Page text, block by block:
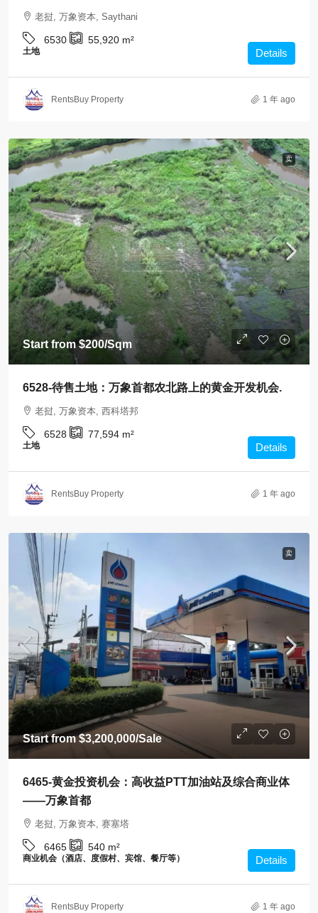
老挝, 万象资本, Saythani
6530 55,920 m²
土地 Details
RentsBuy Property 1 年 ago
卖
Start from$200/Sqm
6528-待售土地：万象首都农北路上的黄金开发机会.
老挝, 万象资本, 西科塔邦
6528 77,594 m²
土地 Details
RentsBuy Property 1 年 ago
卖
Start from$3,200,000/Sale
6465-黄金投资机会：高收益PTT加油站及综合商业体
——万象首都
老挝, 万象资本, 赛塞塔
6465 540 m²
商业机会（酒店、度假村、宾馆、餐厅等） Details
RentsBuy Property 1 年 ago